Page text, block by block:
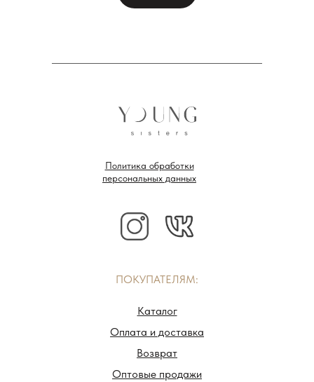
ПОКУПАТЕЛЯМ:
Каталог
Оплата и доставка
Оптовые продажи
Возврат
Политика обработки
персональных данных